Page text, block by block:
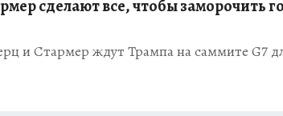
сделают все, чтобы заморочить
и Стармер ждут Трампа на саммите G7